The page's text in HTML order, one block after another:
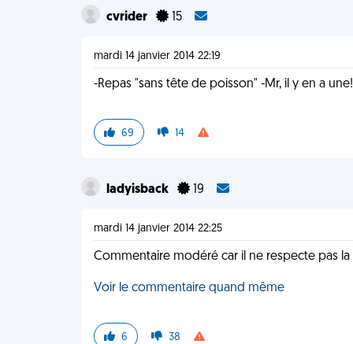
cvrider 15
mardi 14 janvier 2014 22:19
-Repas "sans tête de poisson" -Mr, il y en a
69 14
ladyisback 19
mardi 14 janvier 2014 22:25
Commentaire modéré car il ne respecte pas la
Voir le commentaire quand même
6 38